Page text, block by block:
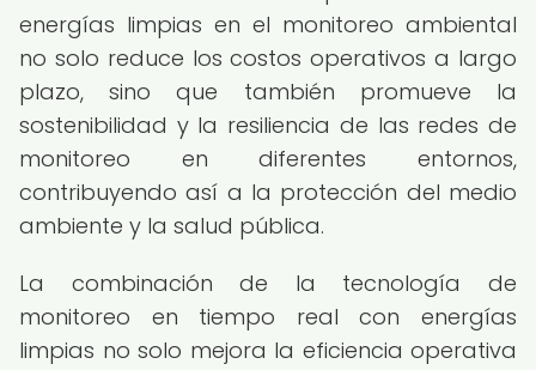
energías limpias en el monitoreo ambiental
no solo reduce los costos operativos a largo
plazo, sino que también promueve la
sostenibilidad y la resiliencia de las redes de
monitoreo en diferentes entornos,
contribuyendo así a la protección del medio
ambiente y la salud pública.
La combinación de la tecnología de
monitoreo en tiempo real con energías
limpias no solo mejora la eficiencia operativa